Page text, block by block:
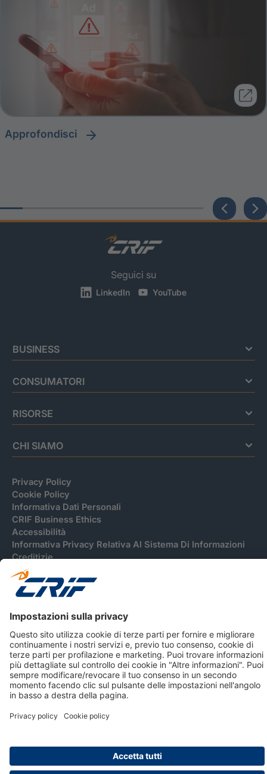
approfondisci
Seguici su
LinkedIn YouTube
BUSINESS
CONSUMATORI
RISORSE
CHI SIAMO
Privacy Policy
Cookie Policy
Informativa Dati Personali
CRIF Business Ethics
Accessibilità
Informativa Privacy Relativa Al Sistema Di Informazioni
Creditizie
Via della Beverara, 21 / 40131 Bologna / Italy Cap. Soc.
sottoscritto € 51.941.235,00 di cui versato € 51.806.190,00 |
R.E.A. n° 410952 | Reg. Impr. Bo, C.F. e P.IVA 02083271201
Società soggetta all'attività di direzione e coordinamento di
CRIBIS Holding S.r.l., Società con unico socio
Società con Sistema di Gestione Certificato da DNV ISO 9001,
ISO 45001, ISO/IEC 27001, ISO14001